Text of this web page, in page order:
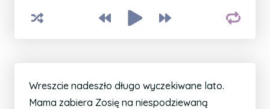
Wreszcie nadeszło długo wyczekiwane lato.
Mama zabiera Zosię na niespodziewaną